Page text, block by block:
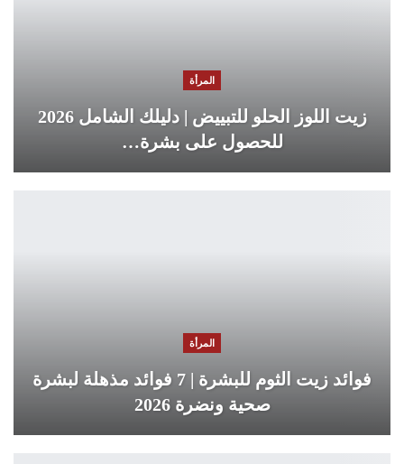
المرأة
زيت اللوز الحلو للتبييض | دليلك الشامل 2026
للحصول على بشرة…
المرأة
فوائد زيت الثوم للبشرة | 7 فوائد مذهلة لبشرة
صحية ونضرة 2026